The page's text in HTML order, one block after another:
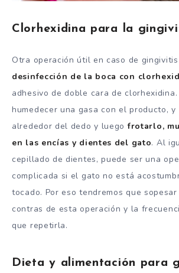
Clorhexidina para la
Otra operación útil en caso de
desinfección de la boca con
adhesivo de doble cara de clorhexidina.
humedecer una gasa con el producto,
alrededor del dedo y luegofrotarlo,
en las encías y dientes del gato. Al
cepillado de dientes, puede ser una
complicada si el gato no está
tocado. Por eso tendremos que
contras de esta operación y la
que repetirla.
Dieta y alimentación para